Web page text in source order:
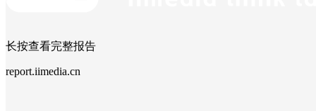
长按查看完整报告
report.iimedia.cn